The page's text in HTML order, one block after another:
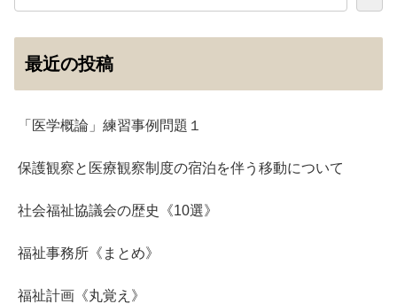
最近の投稿
「医学概論」練習事例問題１
保護観察と医療観察制度の宿泊を伴う移動について
社会福祉協議会の歴史《10選》
福祉事務所《まとめ》
福祉計画《丸覚え》